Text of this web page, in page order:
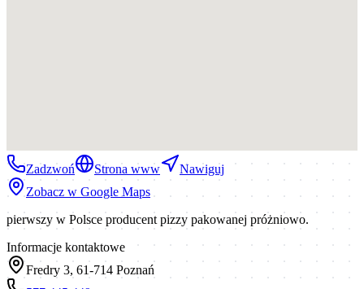
Zadzwoń Strona www
Nawiguj
Zobacz w Google Maps
pierwszy w Polsce producent pizzy pakowanej próżniowo.
Informacje kontaktowe
Fredry 3, 61-714 Poznań